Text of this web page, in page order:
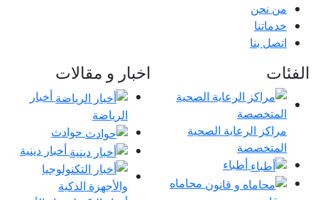
من نحن
خدماتنا
اتصل بنا
الفئات
مراكز الرعاية الصحية
المتخصصة
أطباء
محاماه
اخبار و مقالات
أخبار
الرياضة
حوادث
أخبار دينية